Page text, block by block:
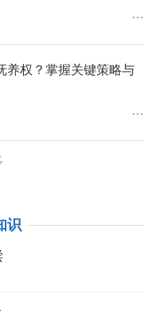
养权？掌握关键策略与
识